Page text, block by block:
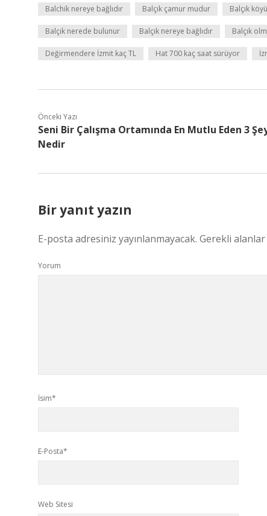
Balchik nereye bağlıdır Balçık çamur mudur Balçık
Balçık nerede bulunur Balçık nereye bağlıdır Balçık
Değirmendere İzmit kaç TL Hat 700 kaç saat sürüyor
Önceki Yazı
Seni Bir Çalışma Ortamında En Mutlu Eden 3
Nedir
Bir yanıt yazın
E-posta adresiniz yayınlanmayacak. Gerekli alanlar
Yorum
İsim*
E-Posta*
Web Sitesi